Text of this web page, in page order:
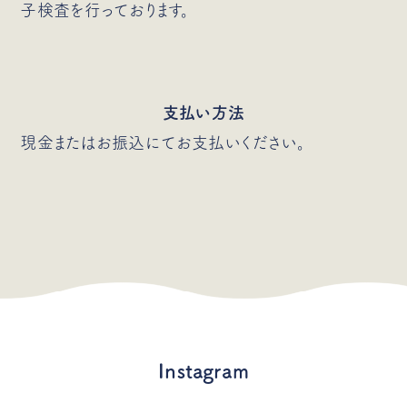
子検査を行っております。
支払い方法
現金またはお振込にてお支払いください。
Instagram